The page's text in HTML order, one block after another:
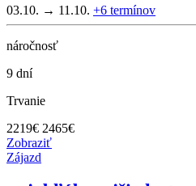
03.10. → 11.10. +6 termínov
náročnosť
9 dní
Trvanie
2219€ 2465€
Zobraziť
Zájazd